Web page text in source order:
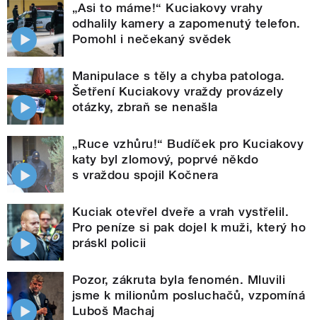
„Asi to máme!“ Kuciakovy vrahy
odhalily kamery a zapomenutý telefon.
Pomohl i nečekaný svědek
Manipulace s těly a chyba patologa.
Šetření Kuciakovy vraždy provázely
otázky, zbraň se nenašla
„Ruce vzhůru!“ Budíček pro Kuciakovy
katy byl zlomový, poprvé někdo
s vraždou spojil Kočnera
Kuciak otevřel dveře a vrah vystřelil.
Pro peníze si pak dojel k muži, který ho
práskl policii
Pozor, zákruta byla fenomén. Mluvili
jsme k milionům posluchačů, vzpomíná
Luboš Machaj